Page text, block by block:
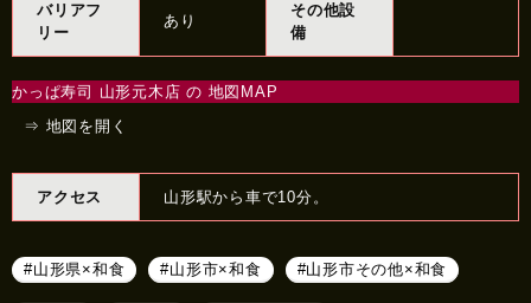
バリアフ
リー
あり
その他設
備
かっぱ寿司 山形元木店 の 地図MAP
⇒ 地図を開く
アクセス 山形駅から車で10分。
#山形県×和食 #山形市×和食 #山形市その他×和食